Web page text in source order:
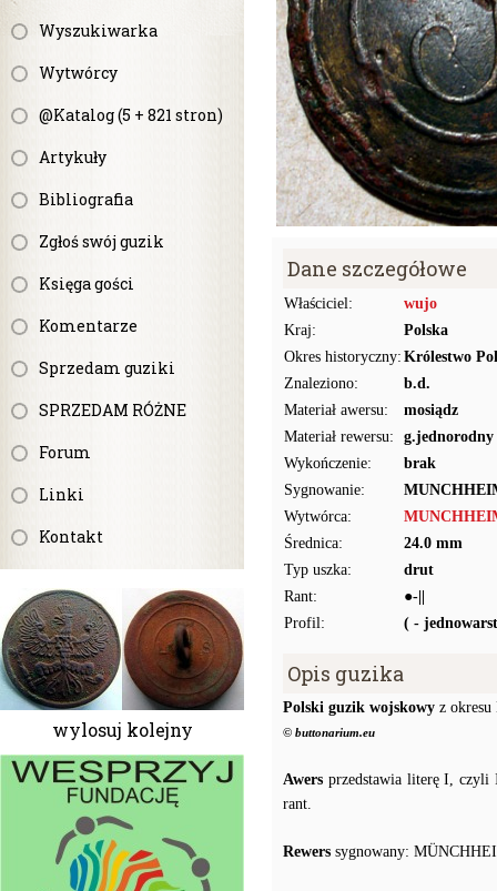
Wyszukiwarka
Wytwórcy
@Katalog (5 + 821 stron)
Artykuły
Bibliografia
Zgłoś swój guzik
Księga gości
Komentarze
Sprzedam guziki
SPRZEDAM RÓŻNE
Forum
Linki
Kontakt
wylosuj kolejny
Dane szczegółowe
Właściciel:
wujo
Kraj:
Polska
Okres historyczny: Królestwo
Znaleziono:
b.d.
Materiał awersu:
mosiądz
Materiał rewersu:
g.jednorodny
Wykończenie:
brak
Sygnowanie:
Wytwórca:
Średnica:
24.0 mm
Typ uszka:
drut
Rant:
●-||
Profil:
( -
Opis guzika
Polski guzik wojskowy z okresu
© buttonarium.eu
Awers przedstawia literę I, czyli
rant.
Rewers sygnowany: